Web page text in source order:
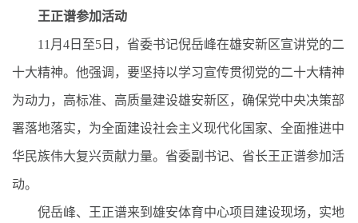
王正谱参加活动
11月4日至5日，省委书记倪岳峰在雄安新区宣讲党的二
十大精神。他强调，要坚持以学习宣传贯彻党的二十大精神
为动力，高标准、高质量建设雄安新区，确保党中央决策部
署落地落实，为全面建设社会主义现代化国家、全面推进中
华民族伟大复兴贡献力量。省委副书记、省长王正谱参加活
动。
倪岳峰、王正谱来到雄安体育中心项目建设现场，实地